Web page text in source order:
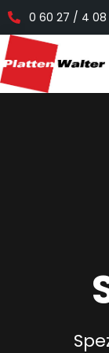
0 60 27 / 4 08